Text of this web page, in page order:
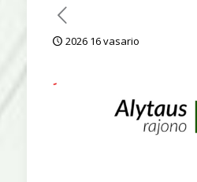
2026 16 vasario